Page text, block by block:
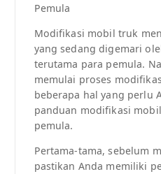
Pemula
Modifikasi mobil truk
yang sedang digemari
terutama para pemula.
memulai proses
beberapa hal yang perlu
panduan modifikasi
pemula.
Pertama-tama, sebelum
pastikan Anda memiliki